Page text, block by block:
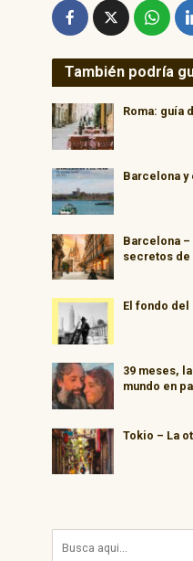
También podría
Roma: guía
Barcelona y
Barcelona
secretos
El fondo del
39 meses,
mundo en
Tokio – La